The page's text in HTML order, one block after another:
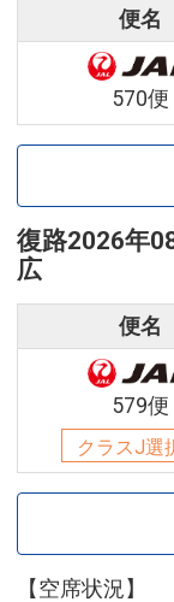
便名
570便
復路2026年
広
便名
579便
クラスJ選
【空席状況】